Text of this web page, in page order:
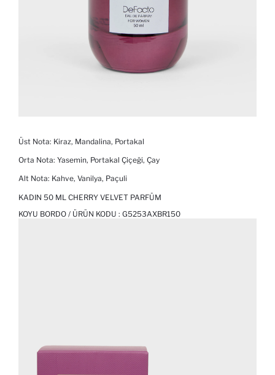
Üst Nota: Kiraz, Mandalina, Portakal
Orta Nota: Yasemin, Portakal Çiçeği, Çay
Alt Nota: Kahve, Vanilya, Paçuli
KADIN 50 ML CHERRY VELVET PARFÜM
KOYU BORDO / ÜRÜN KODU : G5253AXBR150